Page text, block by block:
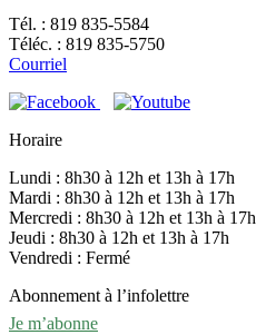
Tél. : 819 835-5584
Téléc. : 819 835-5750
Courriel
Horaire
Lundi : 8h30 à 12h et 13h à 17h
Mardi : 8h30 à 12h et 13h à 17h
Mercredi : 8h30 à 12h et 13h à 17h
Jeudi : 8h30 à 12h et 13h à 17h
Vendredi : Fermé
Abonnement à l’infolettre
Je m’abonne